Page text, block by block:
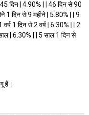
दिन | 4.90% | | 46 दिन से 90
1 दिन से 9 महीने | 5.80% | | 9
1 दिन से 2 वर्ष | 6.30% | | 2
| 6.30% | | 5 साल 1 दिन से
हैं।